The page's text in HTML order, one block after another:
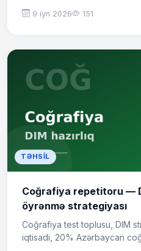
9 iyn 2026 151
TƏHSIL
Coğrafiya repetitoru —
öyrənmə strategiyası
Coğrafiya test toplusu, DIM
iqtisadi, 20% Azərbaycan